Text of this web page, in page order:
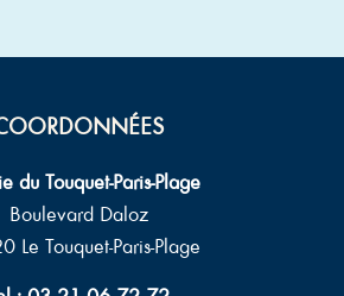
du Touquet-Paris-Plage
Boulevard Daloz
Le Touquet-Paris-Plage